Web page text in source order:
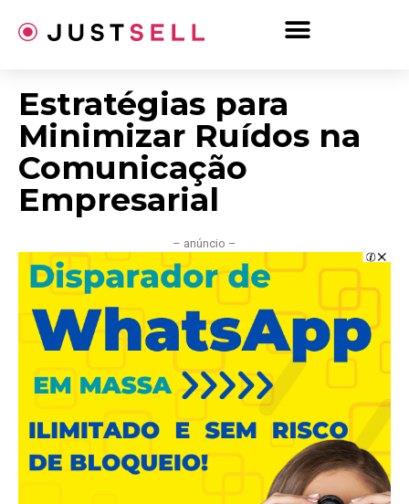
para
Estratégias para
Minimizar Ruídos na
Comunicação
Empresarial
– anúncio –